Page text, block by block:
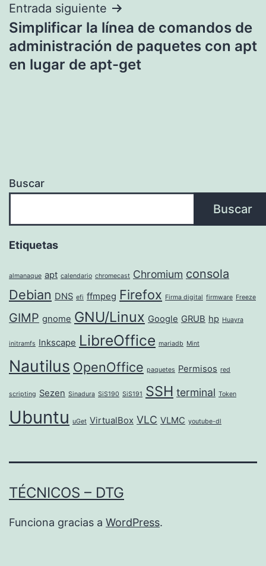
Entrada siguiente
Simplificar la línea de comandos de
administración de paquetes con apt
en lugar de apt-get
Buscar
Buscar
Etiquetas
almanaque apt calendario chromecast Chromium consola
Debian DNS efi ffmpeg Firefox Firma digital firmware Freeze
GIMP gnome GNU/Linux Google GRUB hp Huayra
initramfs Inkscape LibreOffice mariadb Mint
Nautilus OpenOffice paquetes Permisos red
scripting Sezen Sinadura SiS190 SiS191 SSH terminal Token
Ubuntu uGet VirtualBox VLC VLMC youtube-dl
TÉCNICOS – DTG
Funciona gracias a WordPress.